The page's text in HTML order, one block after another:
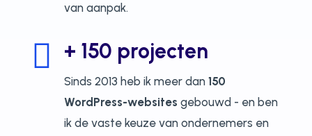
van aanpak.
 + 150 projecten
Sinds 2013 heb ik meer dan 150
WordPress-websites gebouwd - en ben
ik de vaste keuze van ondernemers en